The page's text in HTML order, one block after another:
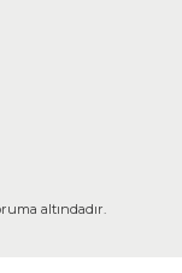
altındadır.